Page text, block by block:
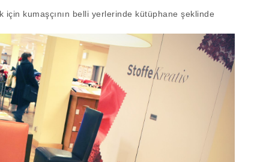
kumaşçının belli yerlerinde kütüphane şeklinde